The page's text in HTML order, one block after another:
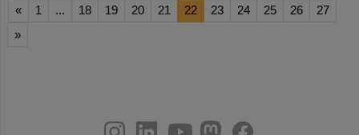
« 1 ... 18 19 20 21 22 23 24 25 26
27
»
youtube
helmholtz.social
facebook